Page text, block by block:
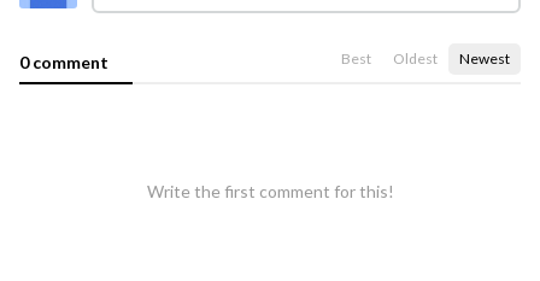
0 comment Best Oldest Newest
Write the first comment for this!